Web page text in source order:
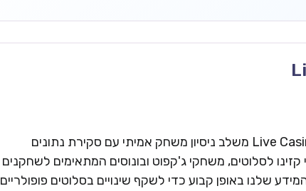
צוות העריכה של Live Casinos Israel משלב ניסיון משחק אמיתי עם סקירת נתונים
לסלוטים, משחקי ג'קפוט ובונוסים המתאימים לשחקנים
שלנו באופן קבוע כדי לשקף שינויים בסלוטים פופולריים